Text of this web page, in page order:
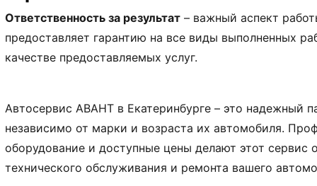
Ответственность за результат – важный аспект
предоставляет гарантию на все виды выполненных
качестве предоставляемых услуг.
Автосервис АВАНТ в Екатеринбурге – это надежный
независимо от марки и возраста их автомобиля.
оборудование и доступные цены делают этот
технического обслуживания и ремонта вашего